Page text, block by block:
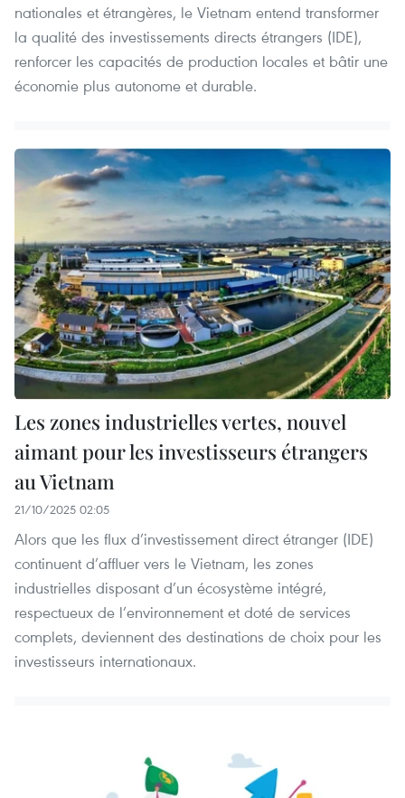
nationales et étrangères, le Vietnam entend transformer
la qualité des investissements directs étrangers (IDE),
renforcer les capacités de production locales et bâtir une
économie plus autonome et durable.
Les zones industrielles vertes, nouvel
aimant pour les investisseurs étrangers
au Vietnam
21/10/2025 02:05
Alors que les flux d’investissement direct étranger (IDE)
continuent d’affluer vers le Vietnam, les zones
industrielles disposant d’un écosystème intégré,
respectueux de l’environnement et doté de services
complets, deviennent des destinations de choix pour les
investisseurs internationaux.